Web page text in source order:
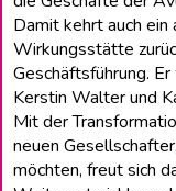
Damit kehrt auch
Wirkungsstätte
Geschäftsführung.
Kerstin Walter und
Mit der
neuen
möchten, freut sich